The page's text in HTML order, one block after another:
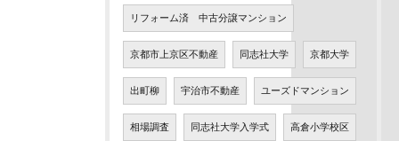
リフォーム済 中古分譲マンション
京都市上京区不動産 同志社大学 京都大学
出町柳 宇治市不動産 ユーズドマンション
相場調査 同志社大学入学式 高倉小学校区